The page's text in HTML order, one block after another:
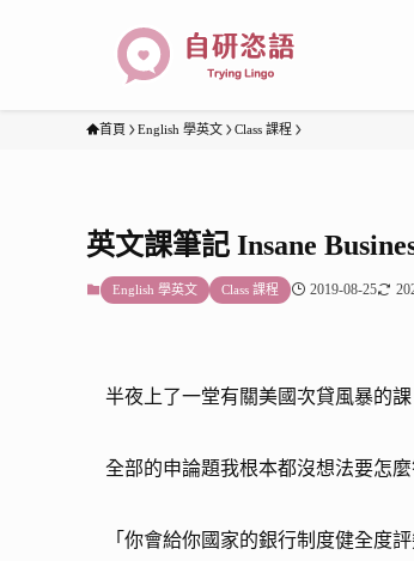
首頁 English 學英文 Class 課程
英文課筆記 Insane
English 學英文 Class 課程 2019-08-25
半夜上了一堂有關美國次貸風暴的
全部的申論題我根本都沒想法要怎
「你會給你國家的銀行制度健全度